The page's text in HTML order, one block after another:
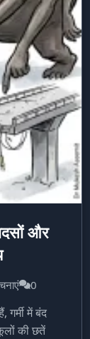
और
0
में बंद
की छतें